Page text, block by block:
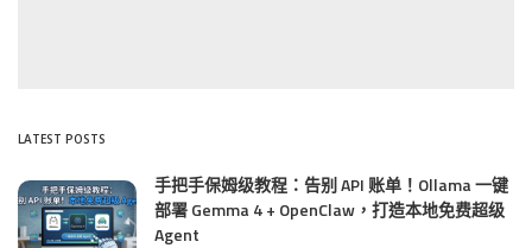
LATEST POSTS
手把手保姆级教程：告别 API 账单！Ollama 一键
部署 Gemma 4 + OpenClaw，打造本地免费超级
Agent